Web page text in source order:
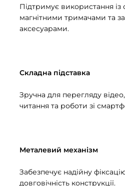
Підтримує використання із
магнітними тримачами та
аксесуарами.
Складна підставка
Зручна для перегляду відео,
читання та роботи зі
Металевий механізм
Забезпечує надійну
довговічність конструкції.